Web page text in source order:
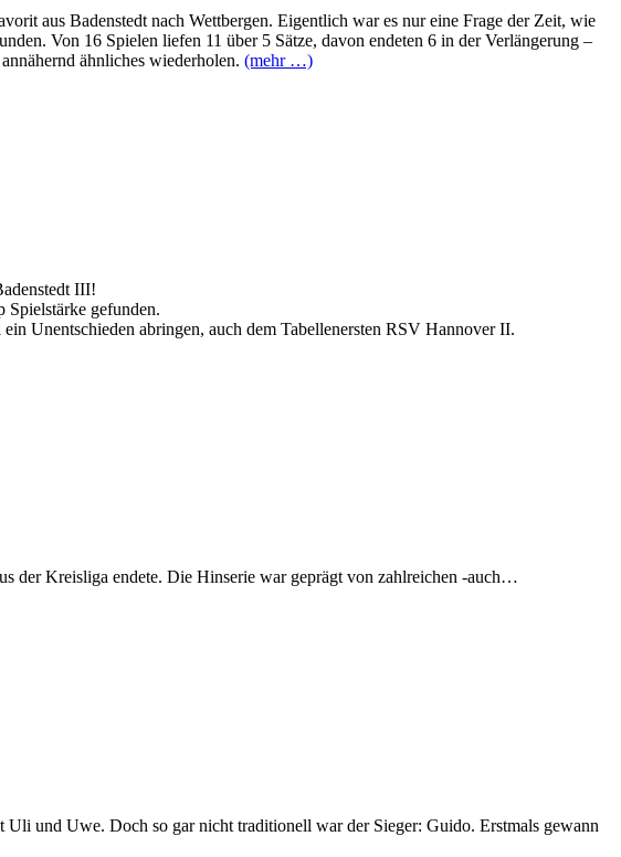
aus Badenstedt nach Wettbergen. Eigentlich war es nur eine Frage der Zeit, wie
Von 16 Spielen liefen 11 über 5 Sätze, davon endeten 6 in der Verlängerung –
ähnliches wiederholen. (mehr …)
III!
Spielstärke gefunden.
Unentschieden abringen, auch dem Tabellenersten RSV Hannover II.
der Kreisliga endete. Die Hinserie war geprägt von zahlreichen -auch…
und Uwe. Doch so gar nicht traditionell war der Sieger: Guido. Erstmals gewann